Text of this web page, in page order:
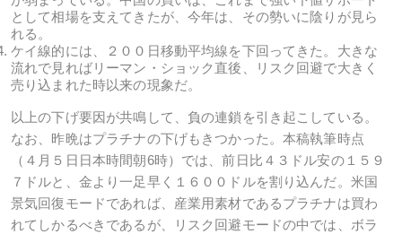
として相場を支えてきたが、今年は、その勢いに陰りが見ら
れる。
ケイ線的には、２００日移動平均線を下回ってきた。大きな
流れで見ればリーマン・ショック直後、リスク回避で大きく
売り込まれた時以来の現象だ。
以上の下げ要因が共鳴して、負の連鎖を引き起こしている。
なお、昨晩はプラチナの下げもきつかった。本稿執筆時点
（４月５日日本時間朝6時）では、前日比４３ドル安の１５９
７ドルと、金より一足早く１６００ドルを割り込んだ。米国
景気回復モードであれば、産業用素材であるプラチナは買わ
れてしかるべきであるが、リスク回避モードの中では、ボラ